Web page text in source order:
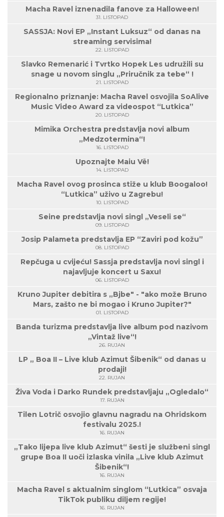
Macha Ravel iznenadila fanove za Halloween!
31. LISTOPAD
SASSJA: Novi EP „Instant Luksuz“ od danas na
streaming servisima!
22. LISTOPAD
Slavko Remenarić i Tvrtko Hopek Les udružili su
snage u novom singlu „Priručnik za tebe“ !
21. LISTOPAD
Regionalno priznanje: Macha Ravel osvojila SoAlive
Music Video Award za videospot “Lutkica”
20. LISTOPAD
Mimika Orchestra predstavlja novi album
„Medzotermina“!
16. LISTOPAD
Upoznajte Maiu Vë!
14. LISTOPAD
Macha Ravel ovog prosinca stiže u klub Boogaloo!
“Lutkica” uživo u Zagrebu!
10. LISTOPAD
Seine predstavlja novi singl „Veseli se“
09. LISTOPAD
Josip Palameta predstavlja EP “Zaviri pod kožu”
08. LISTOPAD
Repčuga u cvijeću! Sassja predstavlja novi singl i
najavljuje koncert u Saxu!
06. LISTOPAD
Kruno Jupiter debitira s „Bjbe" - "ako može Bruno
Mars, zašto ne bi mogao i Kruno Jupiter?"
01. LISTOPAD
Banda turizma predstavlja live album pod nazivom
„Vintaž live“!
26. RUJAN
LP „ Boa II – Live klub Azimut Šibenik“ od danas u
prodaji!
22. RUJAN
Živa Voda i Darko Rundek predstavljaju „Ogledalo“
17. RUJAN
Tilen Lotrič osvojio glavnu nagradu na Ohridskom
festivalu 2025.!
16. RUJAN
„Tako lijepa live klub Azimut“ šesti je službeni singl
grupe Boa II uoči izlaska vinila „Live klub Azimut
Šibenik“!
16. RUJAN
Macha Ravel s aktualnim singlom “Lutkica” osvaja
TikTok publiku diljem regije!
16. RUJAN